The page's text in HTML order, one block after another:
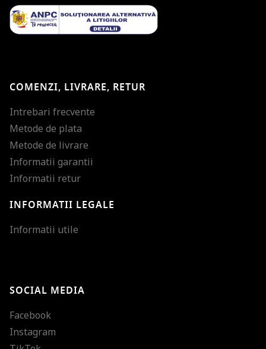
COMENZI, LIVRARE, RETUR
Intrebari frecvente
Metode de plata
Metode de livrare
Informatii garantii
Informatii retur
INFORMATII LEGALE
Informatii utile
SOCIAL MEDIA
Facebook
Instagram